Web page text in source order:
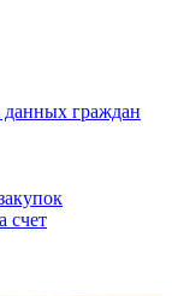
данных граждан
счет